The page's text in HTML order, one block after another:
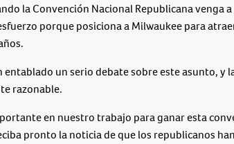
la Convención Nacional Republicana venga
porque posiciona a Milwaukee para
entablado un serio debate sobre este asunto, y
razonable.
en nuestro trabajo para ganar esta
pronto la noticia de que los republicanos